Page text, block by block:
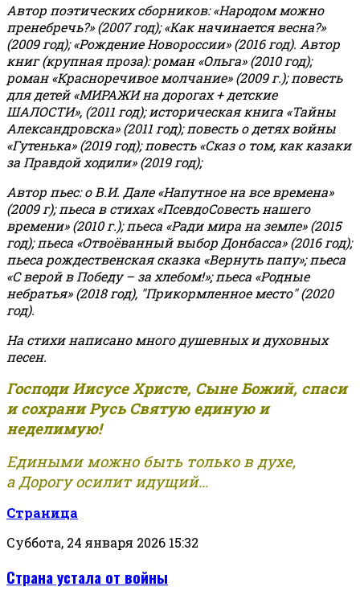
Автор поэтических сборников: «Народом можно
пренебречь?» (2007 год); «Как начинается весна?»
(2009 год); «Рождение Новороссии» (2016 год). Автор
книг (крупная проза): роман «Ольга» (2010 год);
роман «Красноречивое молчание» (2009 г.); повесть
для детей «МИРАЖИ на дорогах + детские
ШАЛОСТИ», (2011 год); историческая книга «Тайны
Александровска» (2011 год); повесть о детях войны
«Гутенька» (2019 год); повесть «Сказ о том, как казаки
за Правдой ходили» (2019 год);
Автор пьес: о В.И. Дале «Напутное на все времена»
(2009 г); пьеса в стихах «ПсевдоСовесть нашего
времени» (2010 г.); пьеса «Ради мира на земле» (2015
год); пьеса «Отвоёванный выбор Донбасса» (2016 год);
пьеса рождественская сказка «Вернуть папу»; пьеса
«С верой в Победу – за хлебом!»;пьеса «Родные
небратья» (2018 год), "Прикормленное место" (2020
год).
На стихи написано много душевных и духовных
песен.
Господи Иисусе Христе, Сыне Божий, спаси
и сохрани Русь Святую единую и
неделимую!
Едиными можно быть только в духе,
а Дорогу осилит идущий...
Страница
Суббота, 24 января 2026 15:32
Страна устала от войны